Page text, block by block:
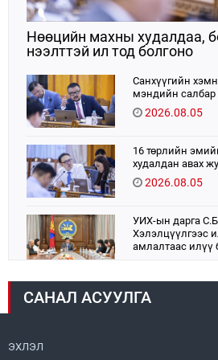
Нөөцийн махны худалдаа,
нээлттэй ил тод болгоно
Санхүүгийн
мэндийн салбар
2026.08.05
16 төрлийн
худалдан авах
2026.08.05
УИХ-ын дарга
Хэлэлцүүлгээс
амлалтаас илүү
Монголбанк 7
САНАЛ АСУУЛГА
ЭХЛЭЛ